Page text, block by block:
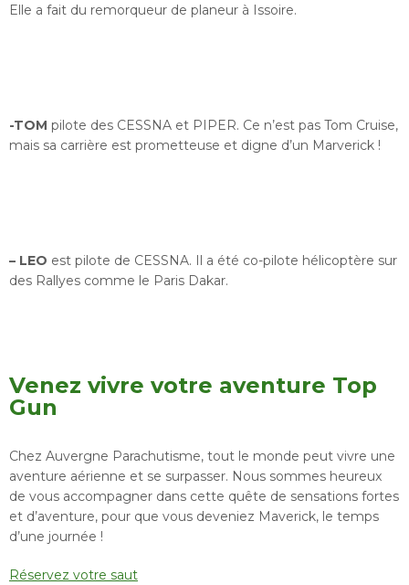
Elle a fait du remorqueur de planeur à Issoire.
-TOM pilote des CESSNA et PIPER. Ce n’est pas Tom Cruise,
mais sa carrière est prometteuse et digne d’un Marverick !
– LEO est pilote de CESSNA. Il a été co-pilote hélicoptère sur
des Rallyes comme le Paris Dakar.
Venez vivre votre aventure Top
Gun
Chez Auvergne Parachutisme, tout le monde peut vivre une
aventure aérienne et se surpasser. Nous sommes heureux
de vous accompagner dans cette quête de sensations fortes
et d’aventure, pour que vous deveniez Maverick, le temps
d’une journée !
Réservez votre saut